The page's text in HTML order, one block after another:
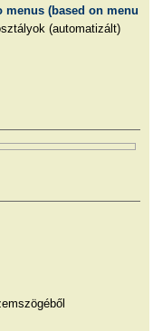
menus (based on menu
(automatizált)